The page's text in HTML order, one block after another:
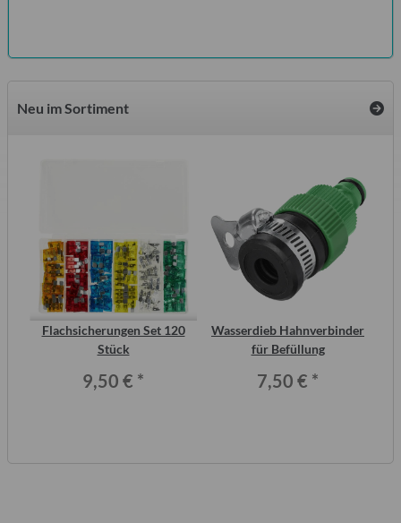
Neu im Sortiment
Flachsicherungen Set 120
Stück
9,50 € *
Wasserdieb Hahnverbinder
für Befüllung
7,50 € *